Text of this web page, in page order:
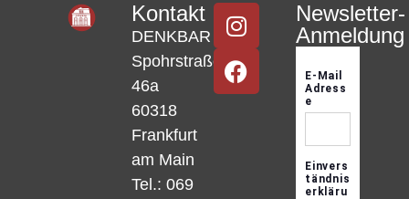
Kontakt
DENKBAR
Spohrstraße
46a
60318
Frankfurt
am Main
Tel.: 069
Newsletter-
Anmeldung